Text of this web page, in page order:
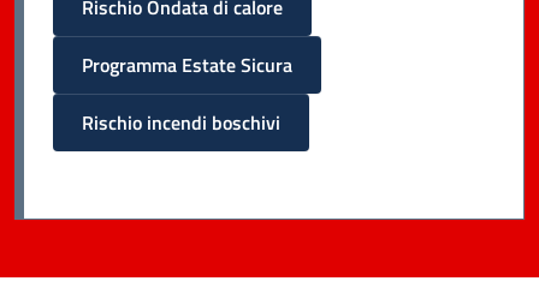
Rischio Ondata di calore
Programma Estate Sicura
Rischio incendi boschivi